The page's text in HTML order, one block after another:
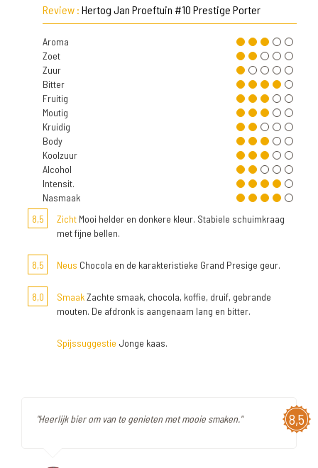
Review : Hertog Jan Proeftuin #10 Prestige Porter
Aroma
Zoet
Zuur
Bitter
Fruitig
Moutig
Kruidig
Body
Koolzuur
Alcohol
Intensit.
Nasmaak
8,5
Zicht Mooi helder en donkere kleur. Stabiele schuimkraag
met fijne bellen.
8,5 Neus Chocola en de karakteristieke Grand Presige geur.
8,0 SmaakZachte smaak, chocola, koffie, druif, gebrande
mouten. De afdronk is aangenaam lang en bitter.
Spijssuggestie Jonge kaas.
8,5
"Heerlijk bier om van te genieten met mooie smaken."